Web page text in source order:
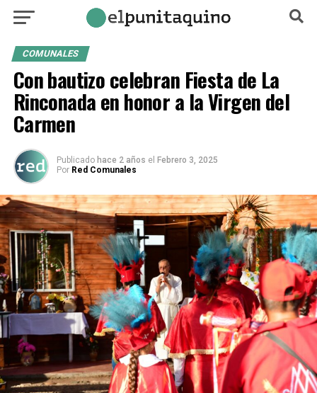
COMUNALES
Con bautizo celebran Fiesta de La
Rinconada en honor a la Virgen del
Carmen
Publicado hace 2 años el Febrero 3, 2025
Por Red Comunales